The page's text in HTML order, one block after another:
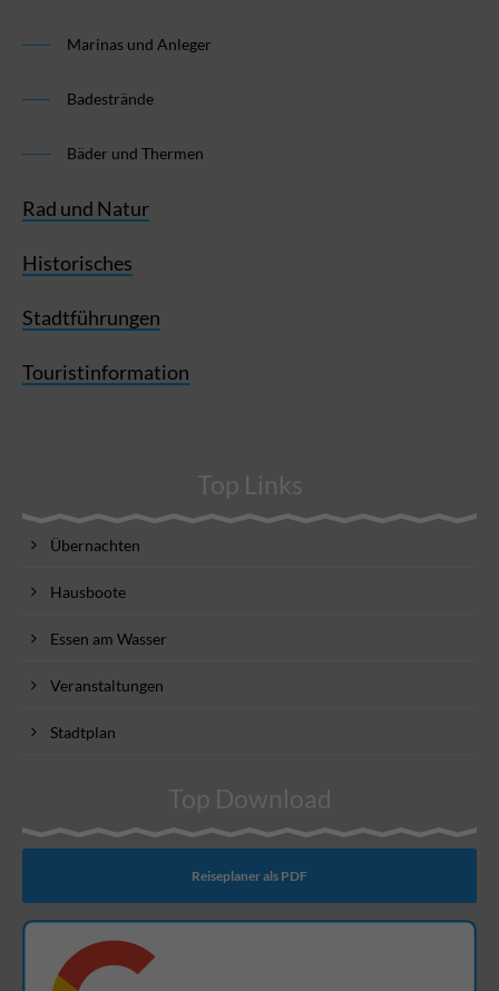
Marinas und Anleger
Badestrände
Bäder und Thermen
Rad und Natur
Historisches
Stadtführungen
Touristinformation
Top Links
Übernachten
Hausboote
Essen am Wasser
Veranstaltungen
Stadtplan
Top Download
Reiseplaner als PDF